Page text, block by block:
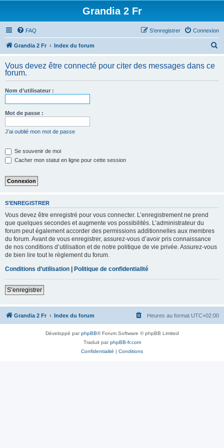
Grandia 2 Fr
FAQ Connexion
S’enregistrer
Grandia 2 Fr Index du forum
h
Vous devez être connecté pour citer des messages dans ce
forum.
Nom d’utilisateur :
Mot de passe :
J’ai oublié mon mot de passe
Se souvenir de moi
Cacher mon statut en ligne pour cette session
S’ENREGISTRER
Vous devez être enregistré pour vous connecter. L’enregistrement ne prend
que quelques secondes et augmente vos possibilités. L’administrateur du
forum peut également accorder des permissions additionnelles aux membres
du forum. Avant de vous enregistrer, assurez-vous d’avoir pris connaissance
de nos conditions d’utilisation et de notre politique de vie privée. Assurez-vous
de bien lire tout le règlement du forum.
Conditions d’utilisation | Politique de confidentialité
S’enregistrer
Grandia 2 Fr Index du forum Heures au format UTC+02:00
Développé parphpBB® Forum Software © phpBB Limited
Traduit parphpBB-fr.com
Confidentialité | Conditions